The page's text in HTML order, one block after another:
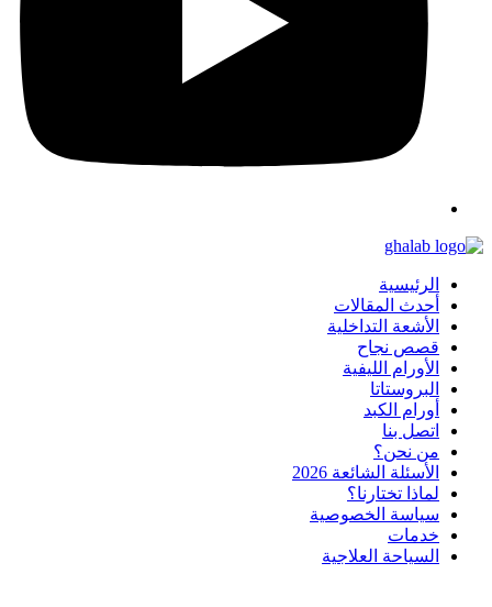
الرئيسية
أحدث المقالات
الأشعة التداخلية
قصص نجاح
الأورام الليفية
البروستاتا
أورام الكبد
اتصل بنا
من نحن؟
الأسئلة الشائعة 2026
لماذا تختارنا؟
سياسة الخصوصية
خدمات
السياحة العلاجية